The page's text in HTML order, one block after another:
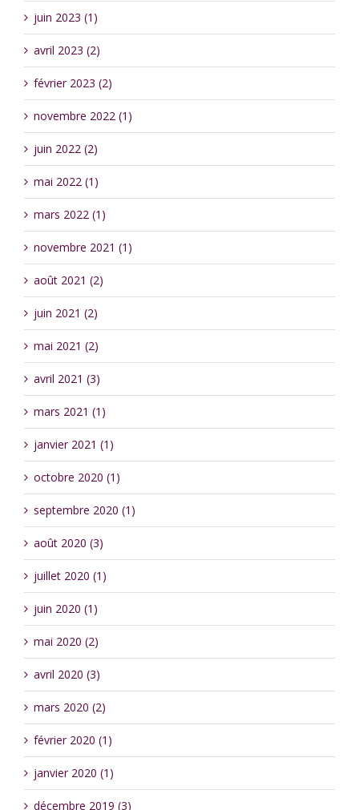
juin 2023 (1)
avril 2023 (2)
février 2023 (2)
novembre 2022 (1)
juin 2022 (2)
mai 2022 (1)
mars 2022 (1)
novembre 2021 (1)
août 2021 (2)
juin 2021 (2)
mai 2021 (2)
avril 2021 (3)
mars 2021 (1)
janvier 2021 (1)
octobre 2020 (1)
septembre 2020 (1)
août 2020 (3)
juillet 2020 (1)
juin 2020 (1)
mai 2020 (2)
avril 2020 (3)
mars 2020 (2)
février 2020 (1)
janvier 2020 (1)
décembre 2019 (3)